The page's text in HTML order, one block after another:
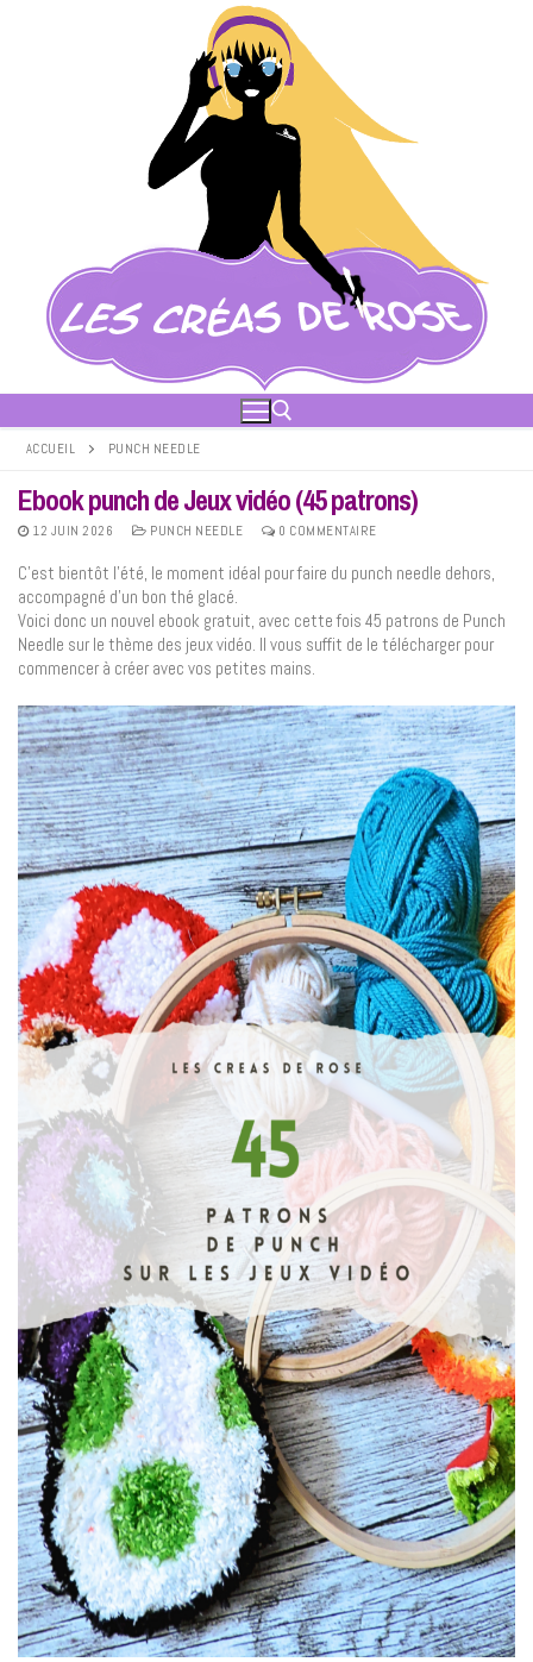
Rechercher :
ACCUEIL PUNCH NEEDLE
Ebook punch de Jeux vidéo (45 patrons)
12 JUIN 2026 PUNCH NEEDLE 0 COMMENTAIRE
C’est bientôt l’été, le moment idéal pour faire du punch needle dehors,
accompagné d’un bon thé glacé.
Voici donc un nouvel ebook gratuit, avec cette fois 45 patrons de Punch
Needle sur le thème des jeux vidéo. Il vous suffit de le télécharger pour
commencer à créer avec vos petites mains.